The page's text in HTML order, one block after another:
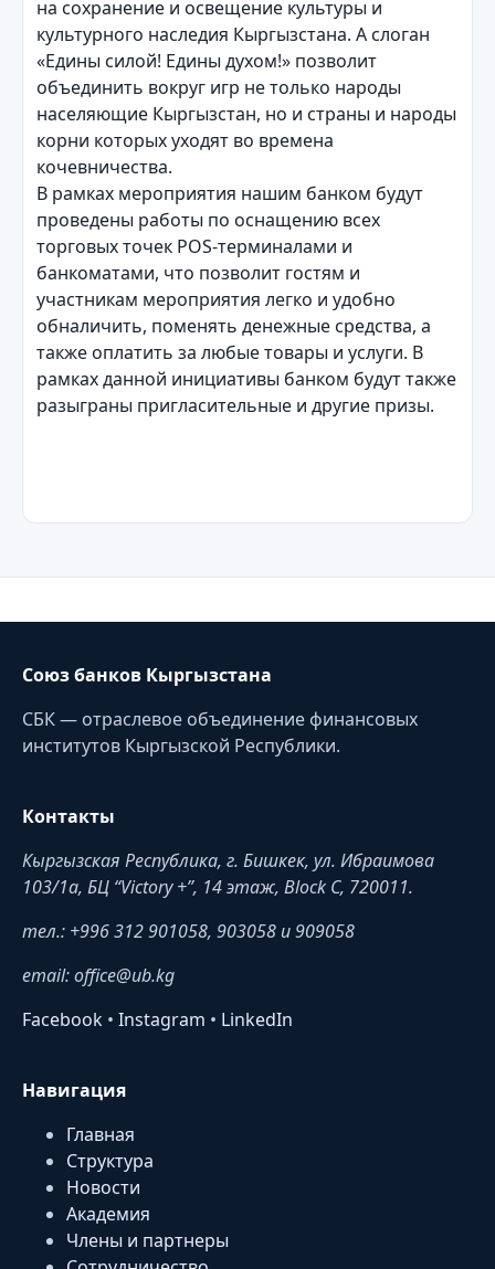
на сохранение и освещение культуры и
культурного наследия Кыргызстана. А слоган
«Едины силой! Едины духом!» позволит
объединить вокруг игр не только народы
населяющие Кыргызстан, но и страны и народы
корни которых уходят во времена
кочевничества.
В рамках мероприятия нашим банком будут
проведены работы по оснащению всех
торговых точек POS-терминалами и
банкоматами, что позволит гостям и
участникам мероприятия легко и удобно
обналичить, поменять денежные средства, а
также оплатить за любые товары и услуги. В
рамках данной инициативы банком будут также
разыграны пригласительные и другие призы.
Союз банков Кыргызстана
СБК — отраслевое объединение финансовых
институтов Кыргызской Республики.
Контакты
Кыргызская Республика, г. Бишкек, ул. Ибраимова
103/1a, БЦ “Victory +”, 14 этаж, Block C, 720011.
тел.: +996 312 901058, 903058 и 909058
email: office@ub.kg
Facebook • Instagram • LinkedIn
Навигация
Главная
Структура
Новости
Академия
Члены и партнеры